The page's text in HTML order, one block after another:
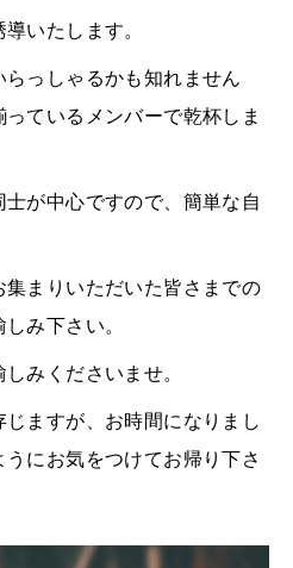
いたします。
っしゃるかも知れません
ているメンバーで乾杯しま
が中心ですので、簡単な自
まりいただいた皆さまでの
み下さい。
みくださいませ。
ますが、お時間になりまし
にお気をつけてお帰り下さ